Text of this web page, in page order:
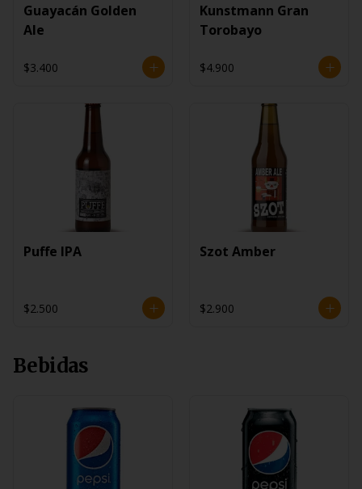
Guayacán Golden
Ale
$3.400
Kunstmann Gran
Torobayo
$4.900
Puffe IPA
$2.500
Szot Amber
$2.900
Bebidas